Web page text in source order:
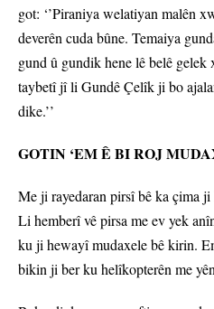
got: ‘’Piraniya welatiyan malên
deverên cuda bûne. Temaiya
gund û gundik hene lê belê
taybetî jî li Gundê Çelîk ji bo
dike.’’
GOTIN ‘EM Ê BI ROJ
Me ji rayedaran pirsî bê ka çima
Li hemberî vê pirsa me ev yek
ku ji hewayî mudaxele bê kirin.
bikin ji ber ku helîkopterên me